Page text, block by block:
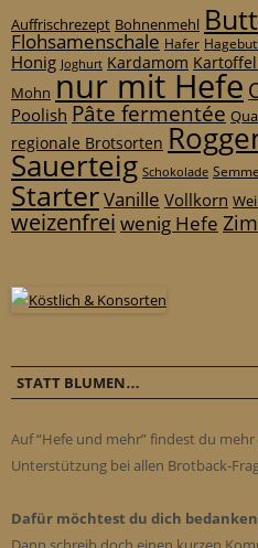
Auffrischrezept Bohnenmehl
Flohsamenschale Hafer
Honig Joghurt Kardamom
Mohn nur mit Hefe
Poolish Pâte fermentée
regionale Brotsorten
Sauerteig Schokolade
StarterVanille Vollkorn
weizenfrei wenig Hefe
STATT BLUMEN…
Auf “Hefe und mehr” findest du
Unterstützung bei allen Brotback-
Dafür möchtest du dich